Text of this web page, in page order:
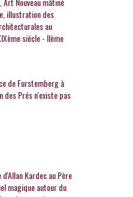
illustration des
au
siècle - IIème
de Furstemberg à
des Prés n'existe pas
d'Allan Kardec au Père
magique autour du